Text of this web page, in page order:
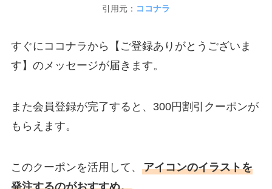
引用元： ココナラ
すぐにココナラから【ご登録ありがとうございま
す】のメッセージが届きます。
また会員登録が完了すると、300円割引クーポンが
もらえます。
このクーポンを活用して、 アイコンのイラストを
発注するのがおすすめ。